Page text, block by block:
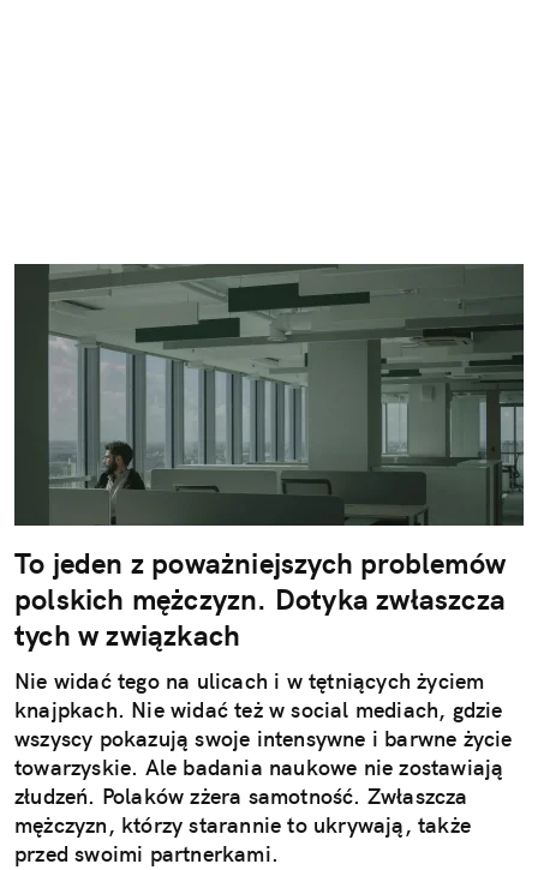
To jeden z poważniejszych problemów
polskich mężczyzn. Dotyka zwłaszcza
tych w związkach
Nie widać tego na ulicach i w tętniących życiem
knajpkach. Nie widać też w social mediach, gdzie
wszyscy pokazują swoje intensywne i barwne życie
towarzyskie. Ale badania naukowe nie zostawiają
złudzeń. Polaków zżera samotność. Zwłaszcza
mężczyzn, którzy starannie to ukrywają, także
przed swoimi partnerkami.